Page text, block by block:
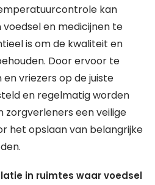
kan
en medicijnen te
is om de kwaliteit en
Door ervoor te
vriezers op de juiste
en regelmatig worden
zorgverleners een veilige
het opslaan van belangrijke
in ruimtes waar voedsel